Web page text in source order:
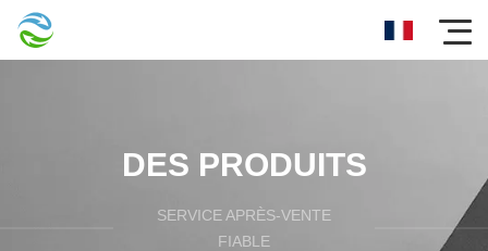
DES PRODUITS
SERVICE APRÈS-VENTE
FIABLE